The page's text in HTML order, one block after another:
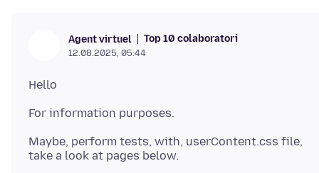
Agent virtuel Top 10 colaboratori
12.08.2025, 05:44
Maybe, perform tests, with, userContent.css file,